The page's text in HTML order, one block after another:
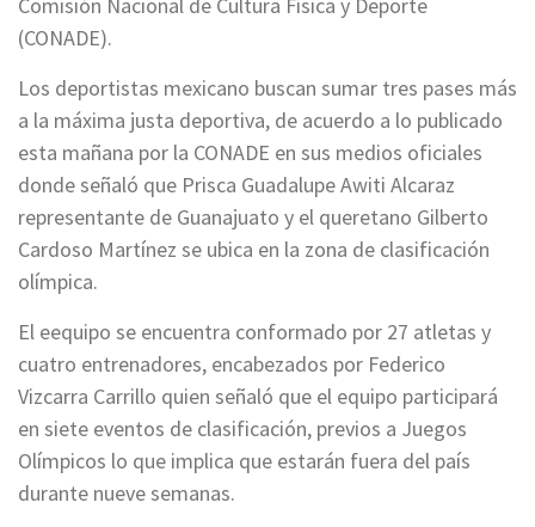
(CONADE).
Los deportistas mexicano buscan sumar tres pases más
a la máxima justa deportiva, de acuerdo a lo publicado
esta mañana por la CONADE en sus medios oficiales
donde señaló que Prisca Guadalupe Awiti Alcaraz
representante de Guanajuato y el queretano Gilberto
Cardoso Martínez se ubica en la zona de clasificación
olímpica.
El eequipo se encuentra conformado por 27 atletas y
cuatro entrenadores, encabezados por Federico
Vizcarra Carrillo quien señaló que el equipo participará
en siete eventos de clasificación, previos a Juegos
Olímpicos lo que implica que estarán fuera del país
durante nueve semanas.